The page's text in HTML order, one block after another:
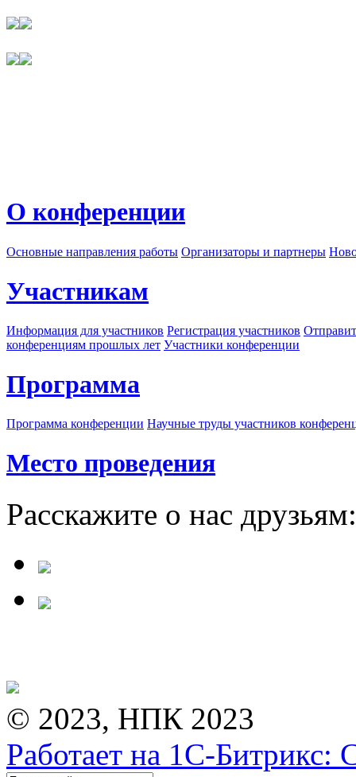
О конференции
Основные направления работы Организаторы и партнеры
Участникам
Информация для участников Регистрация участников
конференциям прошлых лет Участники конференции
Программа
Программа конференции Научные труды участников
Место проведения
Расскажите о нас друзьям:
© 2023, НПК 2023
Работает на 1С-Битрикс: